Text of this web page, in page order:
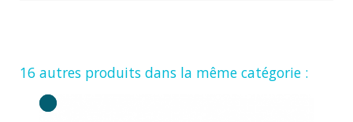
16 autres produits dans la même catégorie :